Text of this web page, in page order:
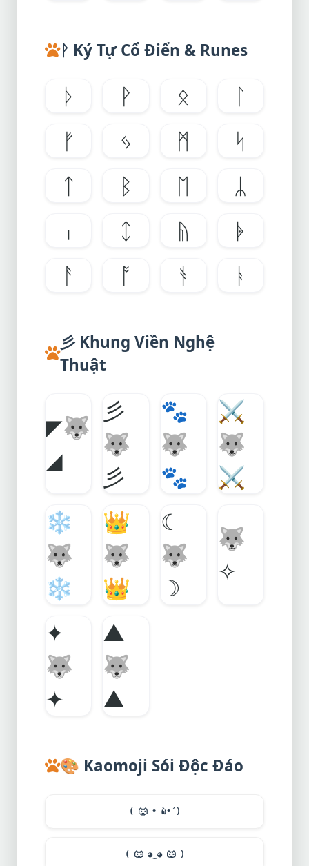
ᚹ Ký Tự Cổ Điển & Runes
ᚦ ᚹ ᛟ
ᛚ
ᚠ
ᛃ ᛗ
ᛋ
ᛏ
ᛒ ᛖ
ᛦ
ᛧ
ᛨ ᚥ
ᚧ
ᚨ
ᚩ ᚬ ᚭ
彡 Khung Viền Nghệ
Thuật
◤🐺
◢
彡
🐺
彡
🐾
🐺
🐾
⚔️
🐺
⚔️
❄️
🐺
❄️
👑
🐺
👑
☾
🐺
☽
🐺
✧
✦
🐺
✦
▲
🐺
▲
🎨 Kaomoji Sói Độc Đáo
( 🐺• ̀ω•́ )
( 🐺◕‿◕ 🐺)